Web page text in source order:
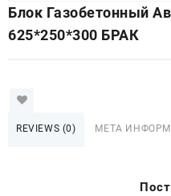
Блок Газобетонный
625*250*300 БРАК
REVIEWS (0) МЕТА